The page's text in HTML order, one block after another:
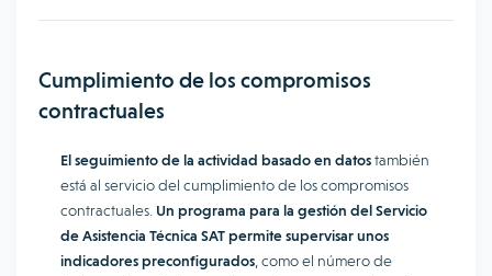
Cumplimiento de los compromisos
contractuales
El seguimiento de la actividad basado en datostambién
está al servicio del cumplimiento de los compromisos
contractuales. Un programa para la gestión del Servicio
de Asistencia Técnica SAT permite supervisar unos
indicadores preconfigurados , como el número de